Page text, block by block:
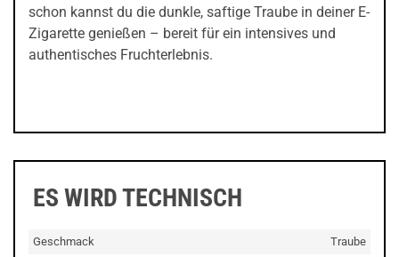
schon kannst du die dunkle, saftige Traube in deiner E-
Zigarette genießen – bereit für ein intensives und
authentisches Fruchterlebnis.
ES WIRD TECHNISCH
Geschmack
Traube